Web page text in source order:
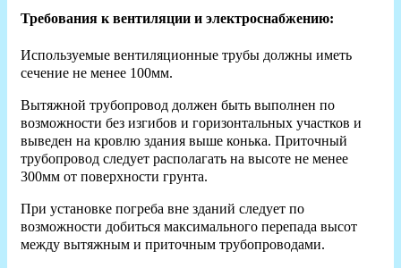
Требования к вентиляции и электроснабжению:
Используемые вентиляционные трубы должны иметь
сечение не менее 100мм.
Вытяжной трубопровод должен быть выполнен по
возможности без изгибов и горизонтальных участков и
выведен на кровлю здания выше конька. Приточный
трубопровод следует располагать на высоте не менее
300мм от поверхности грунта.
При установке погреба вне зданий следует по
возможности добиться максимального перепада высот
между вытяжным и приточным трубопроводами.